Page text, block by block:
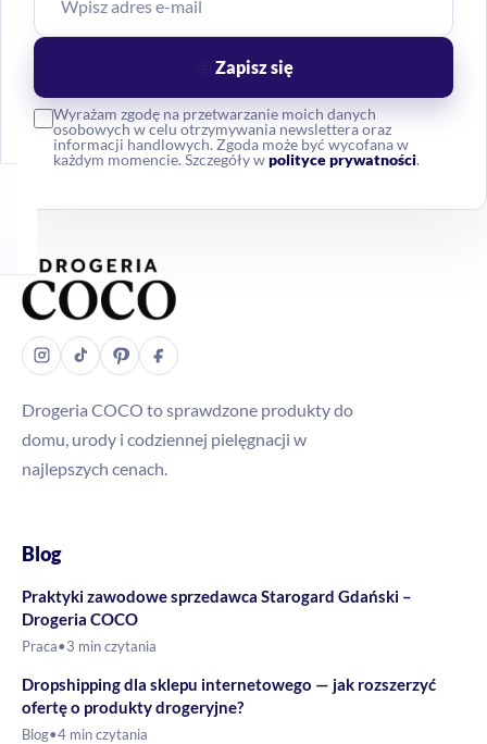
Wyrażam zgodę na przetwarzanie moich danych
osobowych w celu otrzymywania newslettera oraz
informacji handlowych. Zgoda może być wycofana w
każdym momencie. Szczegóły wpolityce prywatności.
Zapisz się
Drogeria COCO to sprawdzone produkty do
domu, urody i codziennej pielęgnacji w
najlepszych cenach.
Blog
Praktyki zawodowe sprzedawca Starogard Gdański –
Drogeria COCO
Praca•3 min czytania
Dropshipping dla sklepu internetowego — jak rozszerzyć
ofertę o produkty drogeryjne?
Blog•4 min czytania